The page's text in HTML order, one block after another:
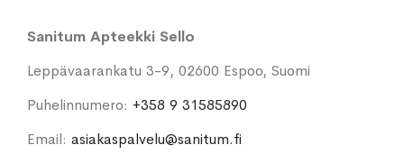
Sanitum Apteekki Sello
Leppävaarankatu 3-9, 02600 Espoo, Suomi
Puhelinnumero: +358 9 31585890
Email: asiakaspalvelu@sanitum.fi